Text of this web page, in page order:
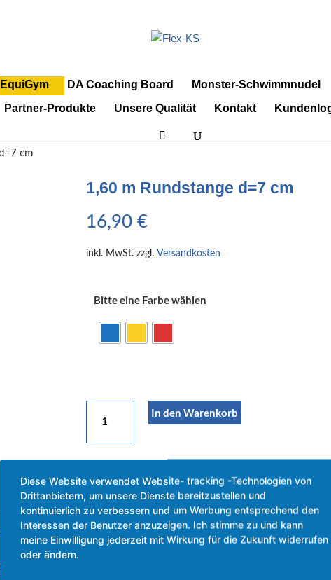
EquiGym DA Coaching Board
Monster-Schwimmnudel
Partner-Produkte
Unsere Qualität Kontakt
cm
1,60 m Rundstange d=7 cm
16,90€
inkl. MwSt. zzgl. Versandkosten
Bitte eine Farbe wählen
cm
Menge
In den Warenkorb
(wie 2,00 m Rundstange d=7 cm)
! ♥
Diese Website verwendet Website- tracking -Technologien von
Drittanbietern, um unsere Dienste bereitzustellen und
kontinuierlich zu verbessern und um Werbung entsprechend den
Interessen der Benutzer anzuzeigen. Ich stimme zu und kann
meine Einwilligung jederzeit mit Wirkung für die Zukunft widerrufen
oder ändern.